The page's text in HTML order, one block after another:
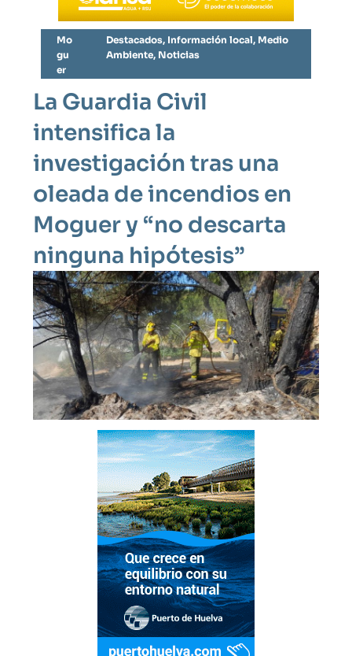
Mo
gu
er
Destacados, Información local, Medio
Ambiente, Noticias
La Guardia Civil
intensifica la
investigación tras una
oleada de incendios en
Moguer y “no descarta
ninguna hipótesis”